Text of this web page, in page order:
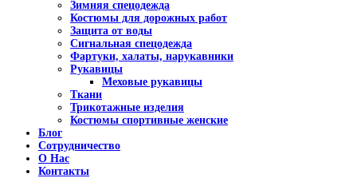
Зимняя спецодежда
Костюмы для дорожных работ
Защита от воды
Сигнальная спецодежда
Фартуки, халаты, нарукавники
Рукавицы
Меховые рукавицы
Ткани
Трикотажные изделия
Костюмы спортивные женские
Блог
Сотрудничество
О Нас
Контакты